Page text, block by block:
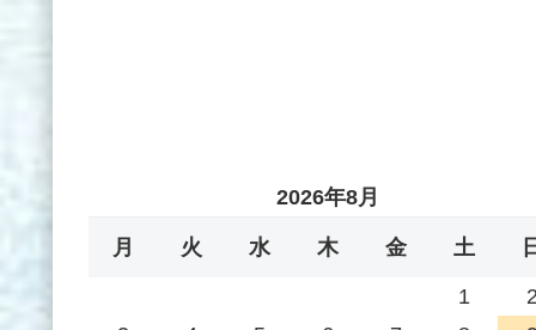
2026年8月
月 火 水 木 金 土
1